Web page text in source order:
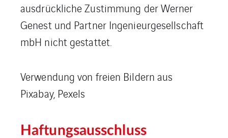
ausdrückliche Zustimmung der Werner
Genest und Partner Ingenieurgesellschaft
mbH nicht gestattet.
Verwendung von freien Bildern aus
Pixabay, Pexels
Haftungsausschluss